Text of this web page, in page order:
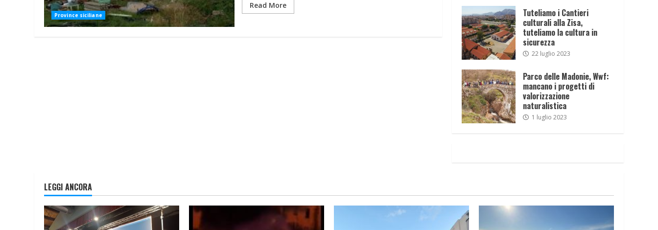
Province siciliane
Read More
Tuteliamo i Cantieri
culturali alla Zisa,
tuteliamo la cultura in
sicurezza
22 luglio 2023
Parco delle Madonie, Wwf:
mancano i progetti di
valorizzazione
naturalistica
1 luglio 2023
LEGGI ANCORA